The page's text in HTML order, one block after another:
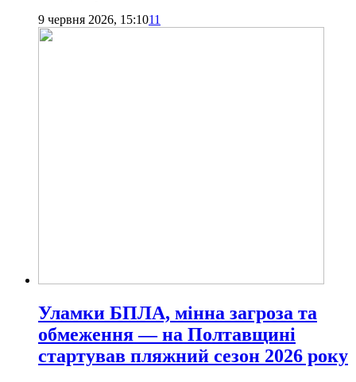
9 червня 2026, 15:1011
Уламки БПЛА, мінна загроза та
обмеження — на Полтавщині
стартував пляжний сезон 2026 року